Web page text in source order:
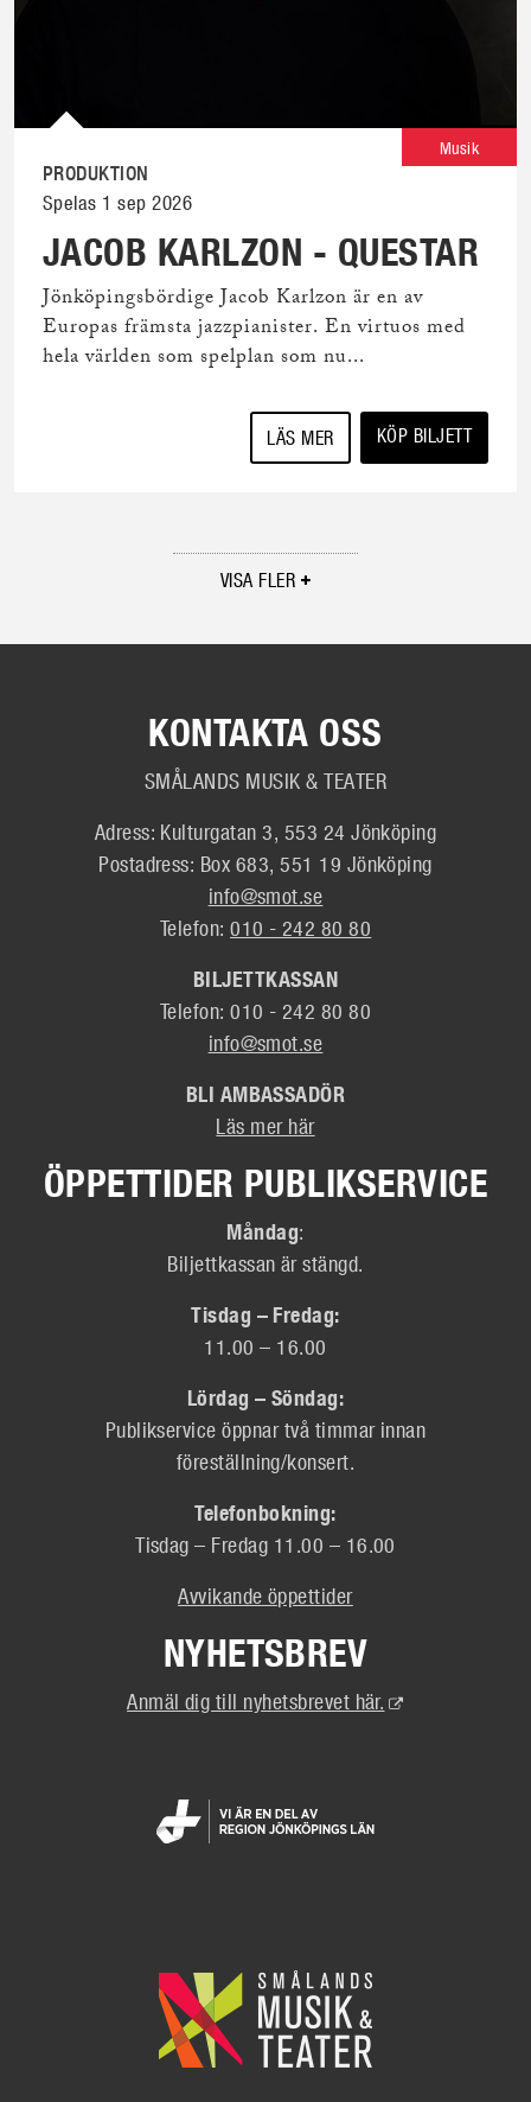
Musik
PRODUKTION
Spelas 1 sep 2026
JACOB KARLZON - QUESTAR
Jönköpingsbördige Jacob Karlzon är en av
Europas främsta jazzpianister. En virtuos med
hela världen som spelplan som nu...
LÄS MER KÖP BILJETT
VISA FLER
KONTAKTA OSS
SMÅLANDS MUSIK & TEATER
Adress: Kulturgatan 3, 553 24 Jönköping
Postadress: Box 683, 551 19 Jönköping
info@smot.se
Telefon:010 - 242 80 80
BILJETTKASSAN
Telefon: 010 - 242 80 80
info@smot.se
BLI AMBASSADÖR
Läs mer här
ÖPPETTIDER PUBLIKSERVICE
Måndag:
Biljettkassan är stängd.
Tisdag – Fredag:
11.00 – 16.00
Lördag – Söndag:
Publikservice öppnar två timmar innan
föreställning/konsert.
Telefonbokning:
Tisdag – Fredag 11.00 – 16.00
Avvikande öppettider
NYHETSBREV
Anmäl dig till nyhetsbrevet här. (Extern